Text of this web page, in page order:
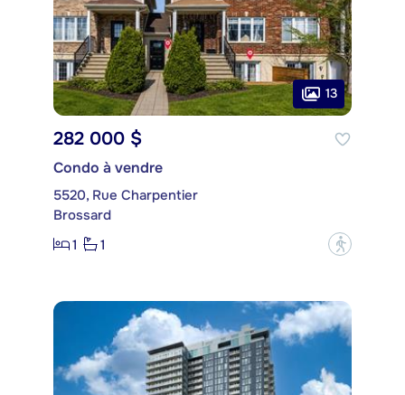
13
282 000 $
Condo à vendre
5520, Rue Charpentier
Brossard
1
1 ?